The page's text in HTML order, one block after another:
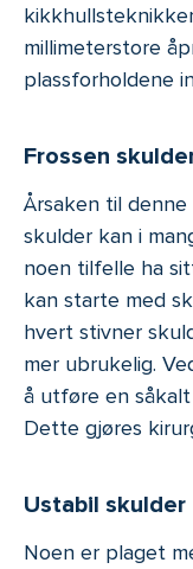
millimeterstore
plassforholdene
Frossen
Årsaken til
skulder kan i
noen tilfelle ha
kan starte med
hvert stivner
mer ubrukelig.
å utføre en
Dette gjøres
Ustabil skulder
Noen er plaget